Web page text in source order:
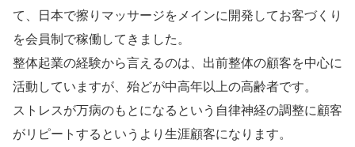
て、日本で擦りマッサージをメインに開発してお客づくり
を会員制で稼働してきました。
整体起業の経験から言えるのは、出前整体の顧客を中心に
活動していますが、殆どが中高年以上の高齢者です。
ストレスが万病のもとになるという自律神経の調整に顧客
がリピートするというより生涯顧客になります。